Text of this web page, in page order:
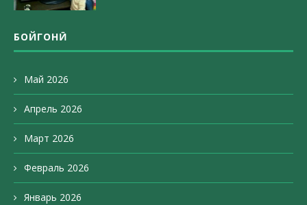
БОЙГОНӢ
Май 2026
Апрель 2026
Март 2026
Февраль 2026
Январь 2026